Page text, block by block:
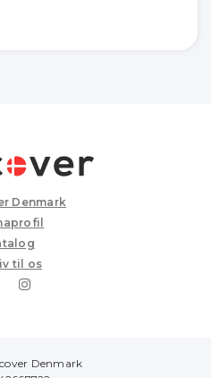
Denmark
til os
Denmark